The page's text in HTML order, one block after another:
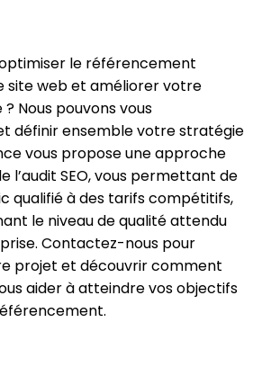
le référencement
site web et améliorer votre
Nous pouvons vous
définir ensemble votre stratégie
vous propose une approche
l’audit SEO, vous permettant de
qualifié à des tarifs compétitifs,
le niveau de qualité attendu
Contactez-nous pour
projet et découvrir comment
aider à atteindre vos objectifs